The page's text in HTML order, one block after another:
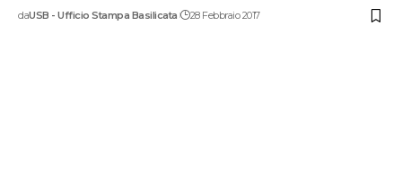
daUSB - Ufficio Stampa Basilicata 28 Febbraio 2017